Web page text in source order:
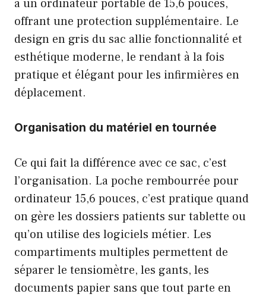
à un ordinateur portable de 15,6 pouces,
offrant une protection supplémentaire. Le
design en gris du sac allie fonctionnalité et
esthétique moderne, le rendant à la fois
pratique et élégant pour les infirmières en
déplacement.
Organisation du matériel en tournée
Ce qui fait la différence avec ce sac, c’est
l’organisation. La poche rembourrée pour
ordinateur 15,6 pouces, c’est pratique quand
on gère les dossiers patients sur tablette ou
qu’on utilise des logiciels métier. Les
compartiments multiples permettent de
séparer le tensiomètre, les gants, les
documents papier sans que tout parte en